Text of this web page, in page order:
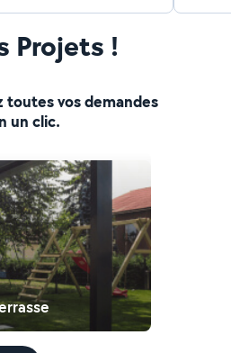
Projets !
toutes vos demandes
un clic.